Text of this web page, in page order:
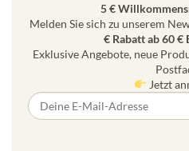
5 €
Melden Sie sich zu unserem
€ Rabatt ab 60 €
Exklusive Angebote, neue
Jetzt